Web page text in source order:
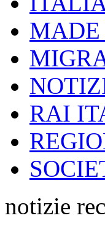
RAI
notizie